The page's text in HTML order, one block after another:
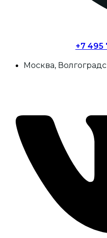
+7 495
Москва,